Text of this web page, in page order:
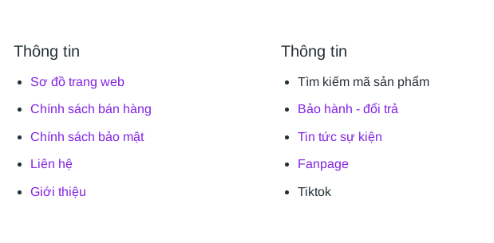
Thông tin
Sơ đồ trang web
Chính sách bán hàng
Chính sách bảo mật
Liên hệ
Giới thiệu
Thông tin
Tìm kiếm mã sản phẩm
Bảo hành - đổi trả
Tin tức sự kiện
Fanpage
Tiktok